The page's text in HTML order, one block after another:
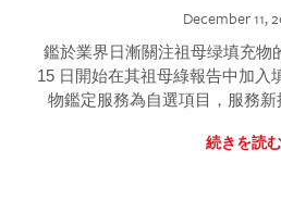
December 11,
鑑於業界日漸關注祖母绿填充物
15 日開始在其祖母綠報告中加入
物鑑定服務為自選項目，服務新
続きを読む